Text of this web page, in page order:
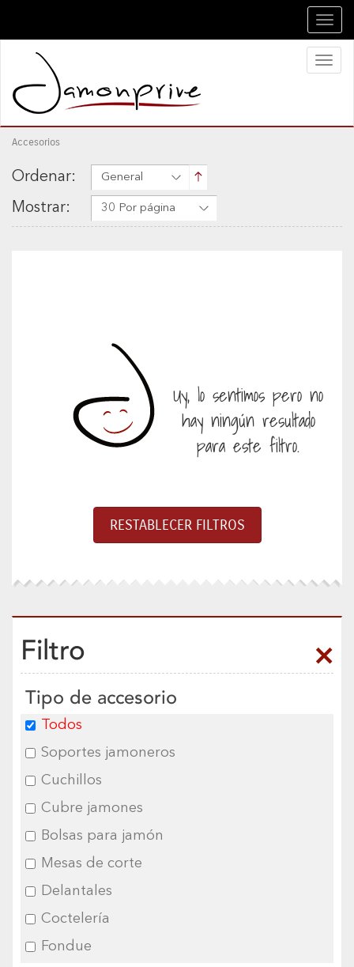
Accesorios
Ordenar: General
Mostrar: 30 Por página
Uy, lo sentimos pero no
hay ningún resultado
para este filtro.
Filtro
Tipo de accesorio
Todos
Soportes jamoneros
Cuchillos
Cubre jamones
Bolsas para jamón
Mesas de corte
Delantales
Coctelería
Fondue